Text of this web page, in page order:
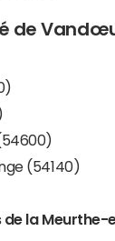
de
(54140)
de la Meurthe-